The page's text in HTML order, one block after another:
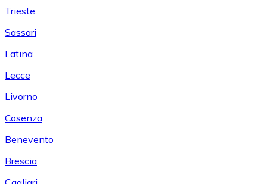
Trieste
Sassari
Latina
Lecce
Livorno
Cosenza
Benevento
Brescia